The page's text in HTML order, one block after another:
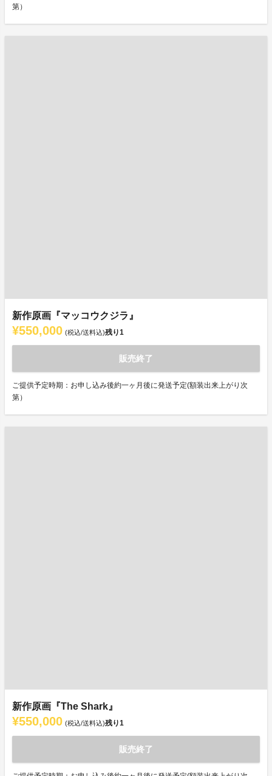
第）
新作原画『マッコウクジラ』
¥550,000 (税込/送料込)残り1
販売終了
ご提供予定時期：お申し込み後約一ヶ月後に発送予定(額装出来上がり次
第）
新作原画『The Shark』
¥550,000 (税込/送料込)残り1
販売終了